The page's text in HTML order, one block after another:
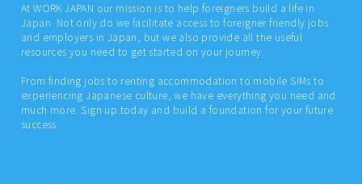
At WORK JAPAN our mission is to help foreigners build a life in
Japan. Not only do we facilitate access to foreigner friendly jobs
and employers in Japan, but we also provide all the useful
resources you need to get started on your journey.
From finding jobs to renting accommodation to mobile SIMs to
experiencing Japanese culture, we have everything you need and
much more. Sign up today and build a foundation for your future
success.